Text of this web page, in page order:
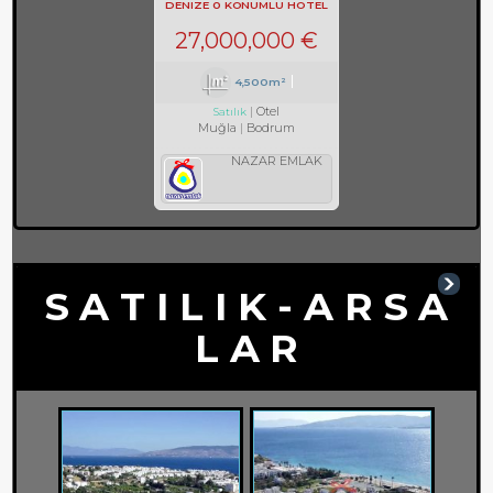
DENIZE 0 KONUMLU HOTEL
27,000,000 €
4,500m²
Satılık
Otel
Muğla
Bodrum
NAZAR EMLAK
S A T I L I K - A R S A
L A R